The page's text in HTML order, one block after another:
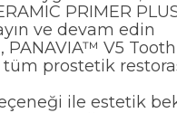
PRIMER
ve devam edin
PANAVIA™ V5
tüm prostetik
ile estetik